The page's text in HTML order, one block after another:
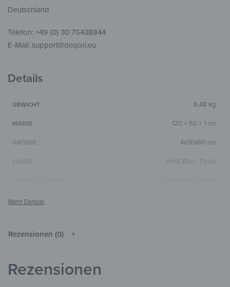
Deutschland
Telefon: +49 (0) 30 75438844
E-Mail: support@deqori.eu
Details
GEWICHT 6,48 kg
MASSE 120 × 60 × 1 cm
GRÖSSE 4x30x60 cm
Weiß Blau Türkis
GLASSTÄRKE
STIL & THEMEN
Rezensionen (0)
Rezensionen